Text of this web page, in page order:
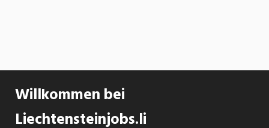
Willkommen bei
Liechtensteinjobs.li